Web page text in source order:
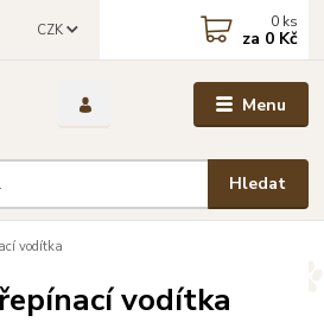
Menu
CZK
Hledat
0 ks
za 0 Kč
vodítka
vodítka